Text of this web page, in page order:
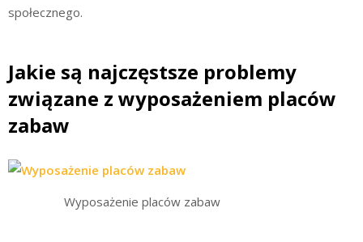
społecznego.
Jakie są najczęstsze problemy
związane z wyposażeniem placów
zabaw
Wyposażenie placów zabaw